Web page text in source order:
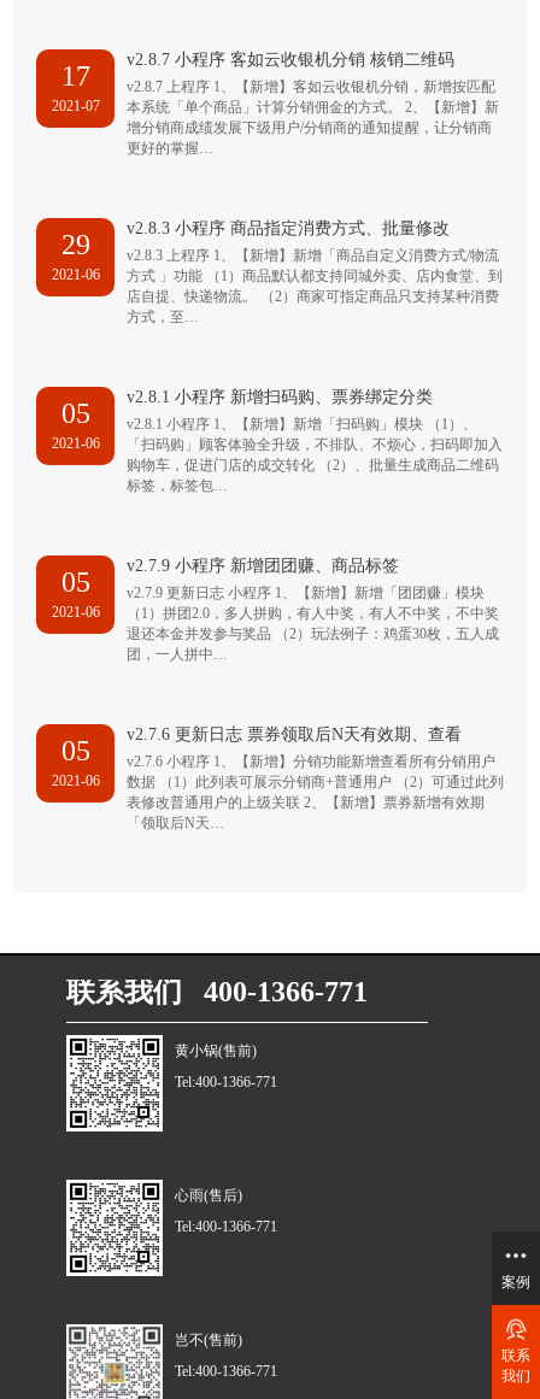
17
2021-07
v2.8.7 小程序 客如云收银机分销 核销二维码
v2.8.7 上程序 1、【新增】客如云收银机分销，新增按匹配
本系统「单个商品」计算分销佣金的方式。 2、【新增】新
增分销商成绩发展下级用户/分销商的通知提醒，让分销商
更好的掌握…
29
2021-06
v2.8.3 小程序 商品指定消费方式、批量修改
v2.8.3 上程序 1、【新增】新增「商品自定义消费方式/物流
方式 」功能 （1）商品默认都支持同城外卖、店内食堂、到
店自提、快递物流。 （2）商家可指定商品只支持某种消费
方式，至…
05
2021-06
v2.8.1 小程序 新增扫码购、票券绑定分类
v2.8.1 小程序 1、【新增】新增「扫码购」模块 （1）、
「扫码购」顾客体验全升级，不排队、不烦心，扫码即加入
购物车，促进门店的成交转化 （2）、批量生成商品二维码
标签，标签包…
05
2021-06
v2.7.9 小程序 新增团团赚、商品标签
v2.7.9 更新日志 小程序 1、【新增】新增「团团赚」模块
（1）拼团2.0，多人拼购，有人中奖，有人不中奖，不中奖
退还本金并发参与奖品 （2）玩法例子：鸡蛋30枚，五人成
团，一人拼中…
05
2021-06
v2.7.6 更新日志 票券领取后N天有效期、查看
v2.7.6 小程序 1、【新增】分销功能新增查看所有分销用户
数据 （1）此列表可展示分销商+普通用户 （2）可通过此列
表修改普通用户的上级关联 2、【新增】票券新增有效期
「领取后N天…
联系我们 400-1366-771
黄小锅(售前)
Tel:400-1366-771
心雨(售后)
Tel:400-1366-771
岂不(售前)
Tel:400-1366-771
案例
联系
我们